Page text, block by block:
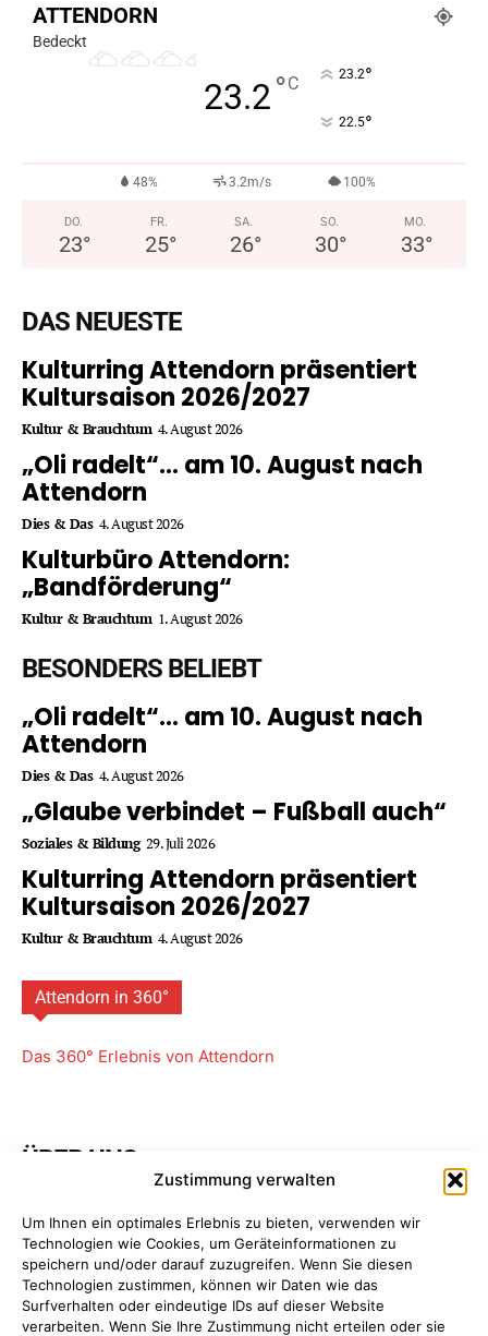
Zustimmung verwalten
Um Ihnen ein optimales Erlebnis zu bieten, verwenden wir
Technologien wie Cookies, um Geräteinformationen zu
speichern und/oder darauf zuzugreifen. Wenn Sie diesen
Technologien zustimmen, können wir Daten wie das
Surfverhalten oder eindeutige IDs auf dieser Website
verarbeiten. Wenn Sie Ihre Zustimmung nicht erteilen oder sie
ATTENDORN
Bedeckt
23.2°C 23.2°
22.5°
48% 3.2m/s 100%
DO.
23°
FR.
25°
SA.
26°
SO.
30°
MO.
33°
DAS NEUESTE
Kulturring Attendorn präsentiert
Kultursaison 2026/2027
Kultur & Brauchtum 4. August 2026
„Oli radelt“… am 10. August nach
Attendorn
Dies & Das 4. August 2026
Kulturbüro Attendorn:
„Bandförderung“
Kultur & Brauchtum 1. August 2026
BESONDERS BELIEBT
„Oli radelt“… am 10. August nach
Attendorn
Dies & Das 4. August 2026
„Glaube verbindet – Fußball auch“
Soziales & Bildung 29. Juli 2026
Kulturring Attendorn präsentiert
Kultursaison 2026/2027
Kultur & Brauchtum 4. August 2026
Attendorn in 360°
Das 360° Erlebnis von Attendorn
ÜBER UNS
+ MEDIA- Attendorn, Paderborn. Wir bieten Ihnen
maßgeschneiderte Komplettpakete für Ihre
Unternehmens­kommunikation. So sparen Sie Zeit, Geld
und Nerven, da Sie nur einen einzigen Ansprechpartner
haben: uns!Mehr erfahren ...